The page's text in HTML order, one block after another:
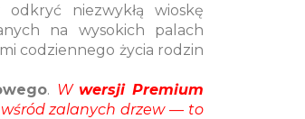
niezwykłą wioskę
na wysokich palach
codziennego życia rodzin
. W wersji Premium
wśród zalanych drzew — to